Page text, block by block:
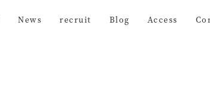
News recruit Blog Access